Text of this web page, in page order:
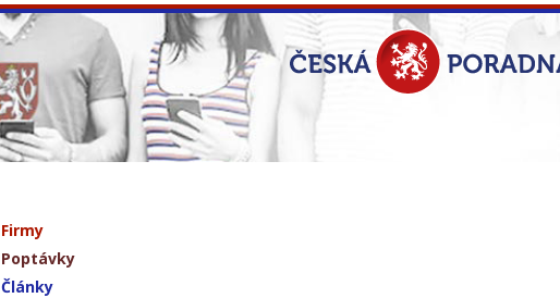
Firmy
Poptávky
Články